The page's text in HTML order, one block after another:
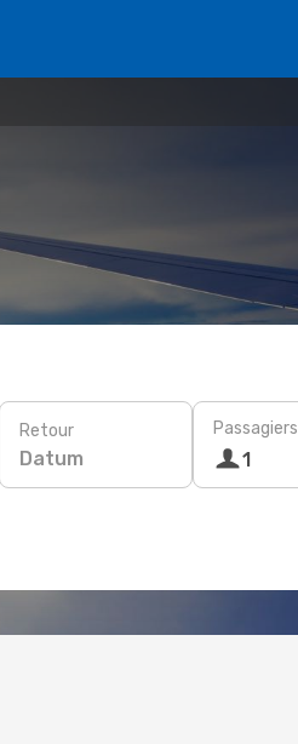
Retour
Datum
Passagiers
1